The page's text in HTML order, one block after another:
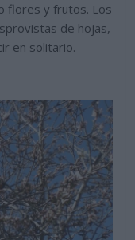
flores y frutos. Los
de hojas,
en solitario.